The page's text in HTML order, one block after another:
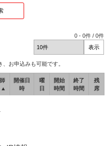
0 -0件 /0件
お申込みも可能です。
▲
開催日
時
曜
日
開始
時間
終了
時間
残
席